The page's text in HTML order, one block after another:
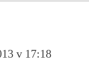
v 17:18